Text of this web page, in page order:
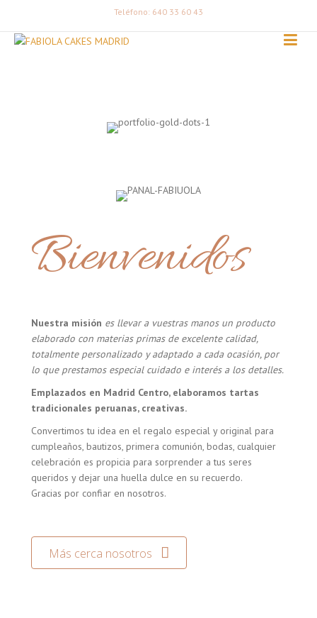
Teléfono: 640 33 60 43
Bienvenidos
Nuestra misión es llevar a vuestras manos un producto
elaborado con materias primas de excelente calidad,
totalmente personalizado y adaptado a cada ocasión, por
lo que prestamos especial cuidado e interés a los detalles.
Emplazados en Madrid Centro, elaboramos tartas
tradicionales peruanas, creativas.
Convertimos tu idea en el regalo especial y original para
cumpleaños, bautizos, primera comunión, bodas, cualquier
celebración es propicia para sorprender a tus seres
queridos y dejar una huella dulce en su recuerdo.
Gracias por confiar en nosotros.
Más cerca nosotros